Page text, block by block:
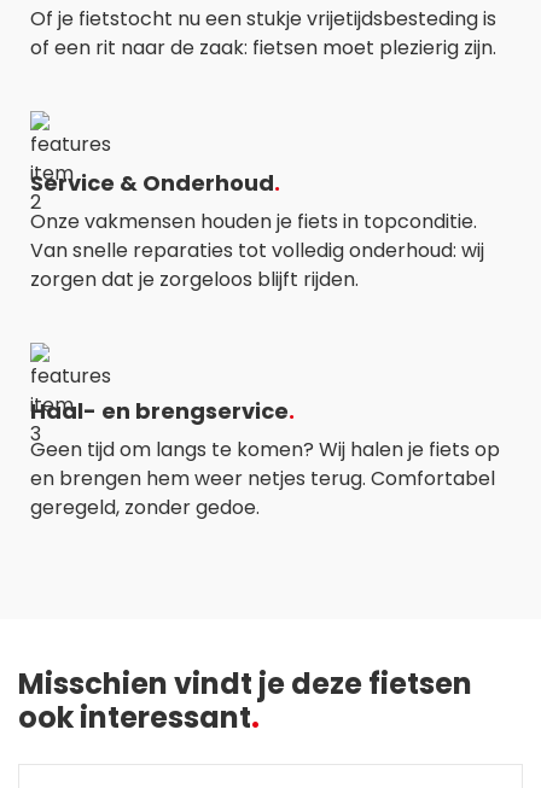
Of je fietstocht nu een stukje vrijetijdsbesteding is
of een rit naar de zaak: fietsen moet plezierig zijn.
Service & Onderhoud
Onze vakmensen houden je fiets in topconditie.
Van snelle reparaties tot volledig onderhoud: wij
zorgen dat je zorgeloos blijft rijden.
Haal- en brengservice
Geen tijd om langs te komen? Wij halen je fiets op
en brengen hem weer netjes terug. Comfortabel
geregeld, zonder gedoe.
Misschien vindt je deze fietsen
ook interessant